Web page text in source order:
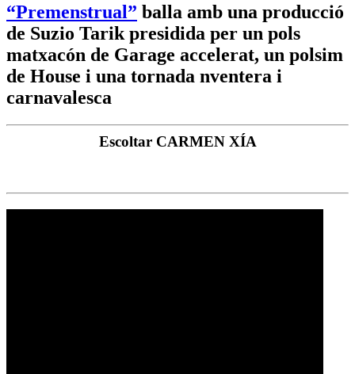
“Premenstrual” balla amb una producció
de Suzio Tarik presidida per un pols
matxacón de Garage accelerat, un polsim
de House i una tornada nventera i
carnavalesca
Escoltar CARMEN XÍA